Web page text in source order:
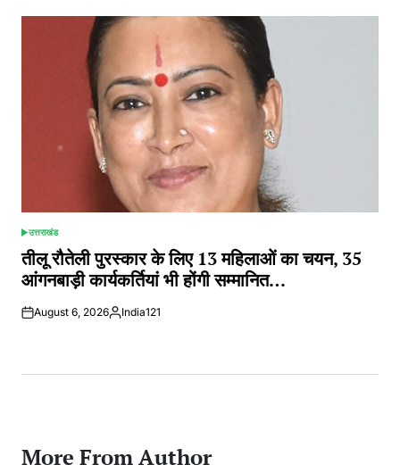
POSTED
IN
उत्तराखंड
तीलू रौतेली पुरस्कार के लिए 13 महिलाओं का चयन, 35
आंगनबाड़ी कार्यकर्तियां भी होंगी सम्मानित…
August 6, 2026Posted
India121
More From Author